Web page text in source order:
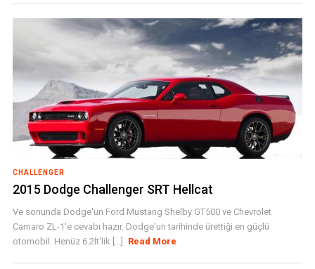
CHALLENGER
2015 Dodge Challenger SRT Hellcat
Ve sonunda Dodge'un Ford Mustang Shelby GT500 ve Chevrolet
Camaro ZL-1'e cevabı hazır. Dodge'un tarihinde ürettiği en güçlü
otomobil. Henüz 6.2lt'lik [...]
Read More